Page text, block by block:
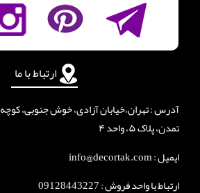
ارتباط با ما
آدرس : تهران،خیابان آزادی، خوش جنوبی، کوچه
تمدن، پلاک ۵، واحد ۴
ایمیل : info@decortak.com
ارتباط با واحد فروش :09128443227